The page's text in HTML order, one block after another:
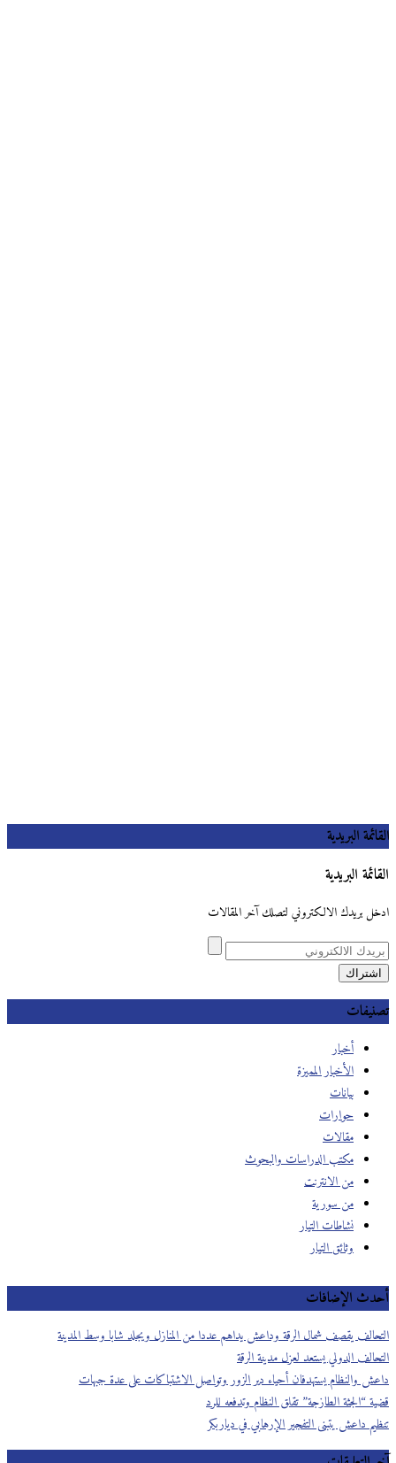
القائمة البريدية
القائمة البريدية
ادخل بريدك الالكتروني لتصلك آخر المقالات
تصنيفات
أخبار
الأخبار المميزة
بيانات
حوارات
مقالات
مكتب الدراسات والبحوث
من الانترنت
من سورية
نشاطات التيار
وثائق التيار
أحدث الإضافات
التحالف يقصف شمال الرقة وداعش يداهم عددا من المنازل ويجلد شابا وسط المدينة
التحالف الدولي يستعد لعزل مدينة الرقة
داعش والنظام يستهدفان أحياء دير الزور وتواصل الاشتباكات على عدة جبهات
قضية “الجثة الطازجة” تقلق النظام وتدفعه للرد
تنظيم داعش يتبنى التفجير الإرهابي في دياربكر